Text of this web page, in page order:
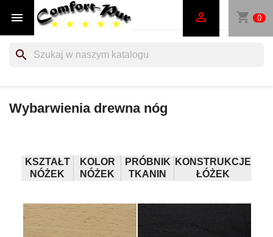
 shopping_cart 0

search
Wybarwienia drewna nóg
KSZTAŁT
NÓŻEK
KOLOR
NÓŻEK
PRÓBNIK
TKANIN
KONSTRUKCJE
ŁÓŻEK